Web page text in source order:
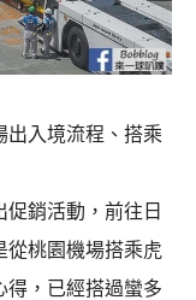
出入境流程、搭乘
銷活動，前往日
從桃園機場搭乘虎
得，已經搭過蠻多